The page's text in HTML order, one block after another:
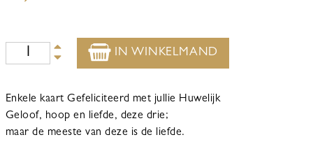
IN WINKELMAND
Enkele kaart Gefeliciteerd met jullie Huwelijk
Geloof, hoop en liefde, deze drie;
maar de meeste van deze is de liefde.